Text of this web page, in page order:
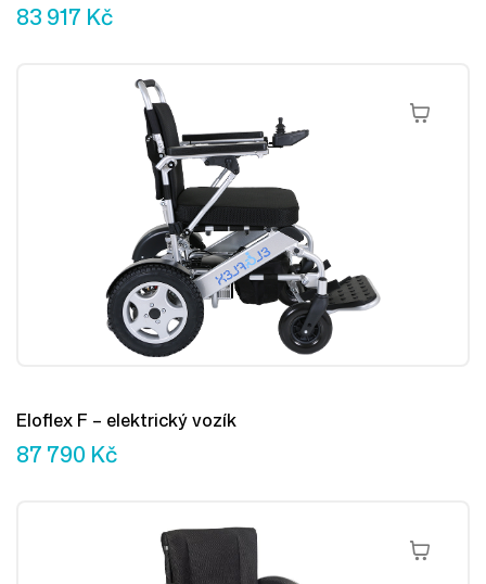
83 917 Kč
Přidat Do
Eloflex F – elektrický vozík
87 790 Kč
Přidat Do